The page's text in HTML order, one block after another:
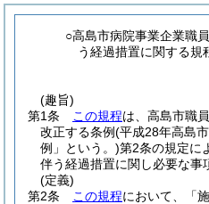
○高島市病院事業企業職
う経過措置に関する規
(趣旨)
第1条
この規程は、高島市職
改正する条例(平成28年高島
例」という。)第2条の規定に
伴う経過措置に関し必要な事
(定義)
第2条
この規程において、「